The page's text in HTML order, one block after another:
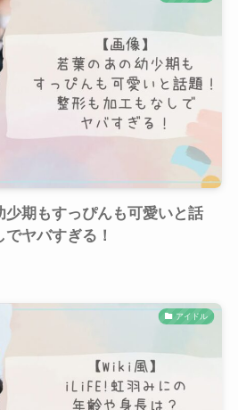
少期もすっぴんも可愛いと話
ヤバすぎる！
アイドル